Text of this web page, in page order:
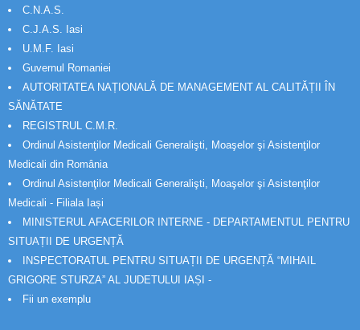
C.N.A.S.
C.J.A.S. Iasi
U.M.F. Iasi
Guvernul Romaniei
AUTORITATEA NAȚIONALĂ DE MANAGEMENT AL CALITĂȚII ÎN
SĂNĂTATE
REGISTRUL C.M.R.
Ordinul Asistenţilor Medicali Generalişti, Moaşelor şi Asistenţilor
Medicali din România
Ordinul Asistenţilor Medicali Generalişti, Moaşelor şi Asistenţilor
Medicali - Filiala Iași
MINISTERUL AFACERILOR INTERNE - DEPARTAMENTUL PENTRU
SITUAȚII DE URGENȚĂ
INSPECTORATUL PENTRU SITUAȚII DE URGENȚĂ “MIHAIL
GRIGORE STURZA” AL JUDETULUI IAȘI -
Fii un exemplu